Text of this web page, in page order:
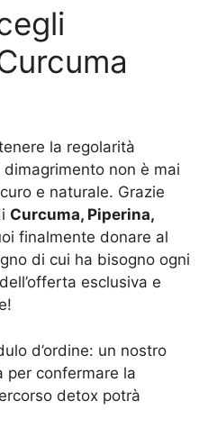
la regolarità
non è mai
e naturale. Grazie
Curcuma, Piperina,
finalmente donare al
di cui ha bisogno ogni
esclusiva e
d’ordine: un nostro
per confermare la
detox potrà